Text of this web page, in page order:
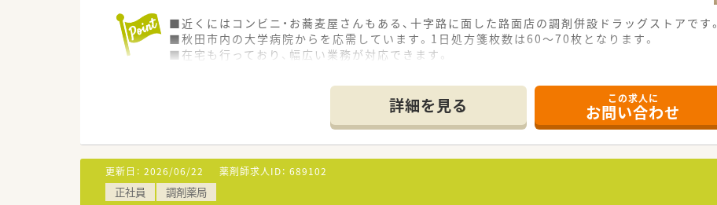
■近くにはコンビニ・お蕎麦屋さんもある、十字路に面した路面店の調剤併設ドラッグストアです。
■秋田市内の大学病院からを応需しています。1日処方箋枚数は60～70枚となります。
■在宅も行っており、幅広い業務が対応できます。
■調剤併設店も多く展開しており、信頼も厚い優良薬局です。
詳細を見る この求人に
お問い合わせ
更新日： 2026/06/22 薬剤師求人ID： 689102
正社員 調剤薬局